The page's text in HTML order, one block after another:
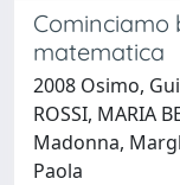
Cominciamo
matematica
2008 Osimo,
ROSSI, MARIA
Madonna,
Paola